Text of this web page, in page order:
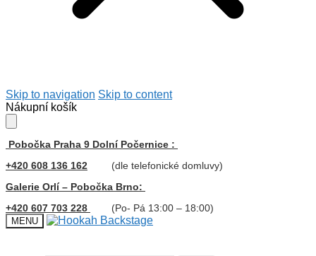
Skip to navigation Skip to content
Nákupní košík
Pobočka Praha 9 Dolní Počernice :
+420 608 136 162
(dle telefonické domluvy)
Galerie Orlí – Pobočka Brno:
+420 607 703 228
(Po- Pá 13:00 – 18:00)
MENU